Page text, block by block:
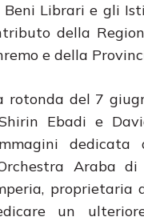
Beni Librari e gli
della
e della
rotonda del 7
Ebadi e
dedicata
Araba
proprietaria
un